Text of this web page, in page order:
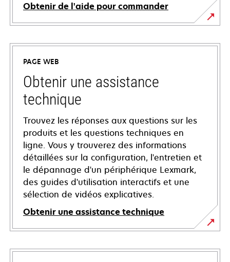
Obtenir de l'aide pour commander
PAGE WEB
Obtenir une assistance
technique
Trouvez les réponses aux questions sur les
produits et les questions techniques en
ligne. Vous y trouverez des informations
détaillées sur la configuration, l'entretien et
le dépannage d'un périphérique Lexmark,
des guides d'utilisation interactifs et une
sélection de vidéos explicatives.
Obtenir une assistance technique
s’ouvre
dans